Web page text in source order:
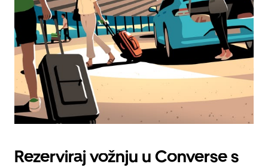
Rezerviraj vožnju u Converse s